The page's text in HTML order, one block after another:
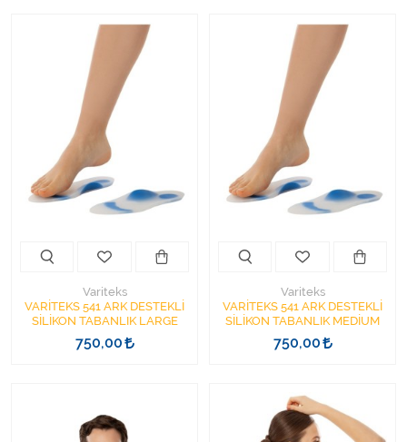
Sarf Malzemeleri
Sarf Malzemeleri
Sarf Malzemeleri
Tıbbi Tekstil Ürünleri
Varis Çorapları
Tüm Kategorileri Gör
Variteks
VARİTEKS 541 ARK DESTEKLİ
SİLİKON TABANLIK LARGE
750,00
Variteks
VARİTEKS 541 ARK DESTEKLİ
SİLİKON TABANLIK MEDİUM
750,00